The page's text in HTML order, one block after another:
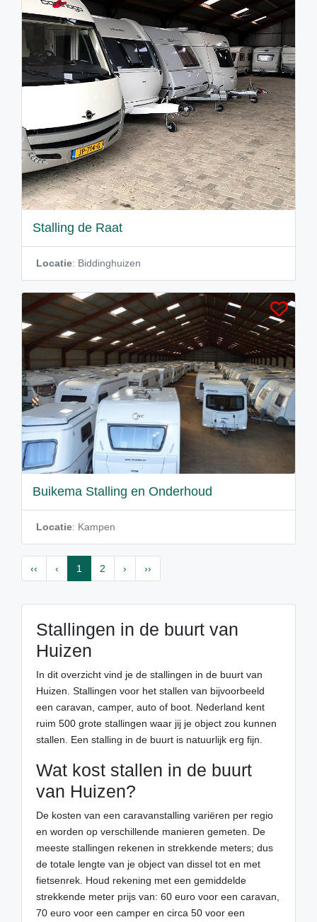
Stalling de Raat
Locatie: Biddinghuizen
Buikema Stalling en Onderhoud
Locatie: Kampen
‹‹ ‹ 1 2 › ››
Stallingen in de buurt van
Huizen
In dit overzicht vind je de stallingen in de buurt van
Huizen. Stallingen voor het stallen van bijvoorbeeld
een caravan, camper, auto of boot. Nederland kent
ruim 500 grote stallingen waar jij je object zou kunnen
stallen. Een stalling in de buurt is natuurlijk erg fijn.
Wat kost stallen in de buurt
van Huizen?
De kosten van een caravanstalling variëren per regio
en worden op verschillende manieren gemeten. De
meeste stallingen rekenen in strekkende meters; dus
de totale lengte van je object van dissel tot en met
fietsenrek. Houd rekening met een gemiddelde
strekkende meter prijs van: 60 euro voor een caravan,
70 euro voor een camper en circa 50 voor een